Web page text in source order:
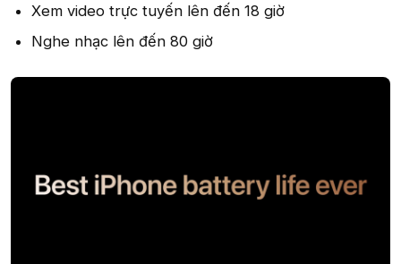
Xem video trực tuyến lên đến 18 giờ
Nghe nhạc lên đến 80 giờ